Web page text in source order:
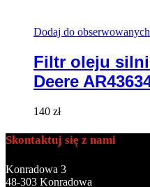
Dodaj do obserwowanych
Filtr oleju
Deere
140 zł
Skontaktuj się z nami
Konradowa 3
48-303 Konradowa